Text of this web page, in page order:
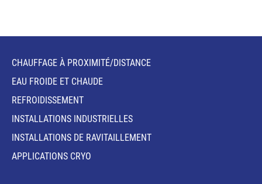
CHAUFFAGE À PROXIMITÉ/DISTANCE
EAU FROIDE ET CHAUDE
REFROIDISSEMENT
INSTALLATIONS INDUSTRIELLES
INSTALLATIONS DE RAVITAILLEMENT
APPLICATIONS CRYO